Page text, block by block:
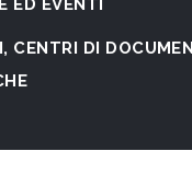
ED EVENTI
CENTRI DI